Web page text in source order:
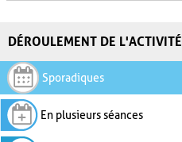
DÉROULEMENT DE L'ACTIVITÉ
Sporadiques
En plusieurs séances